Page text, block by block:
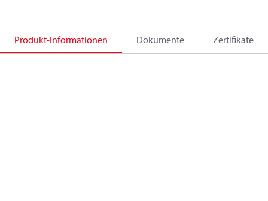
Produkt-Informationen Dokumente Zertifikate